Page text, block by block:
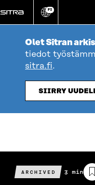
suoraan
sisältöön
Vaihda
kieli
FI
Olet Sitran
tiedot
sitra.fi.
SIIRRY
ARCHIVED
Arvioitu
lukuaika
3 min